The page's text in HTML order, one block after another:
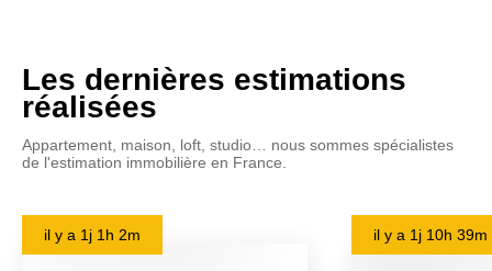
Les dernières estimations
réalisées
Appartement, maison, loft, studio… nous sommes spécialistes
de l'estimation immobilière en France.
il y a 1j 1h 2m il y a 1j 10h 39m